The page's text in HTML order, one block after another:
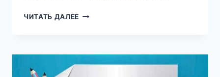
ЧИТАТЬ ДАЛЕЕ ОБЪЯВЛЕНИЕ
КУРСА
ЗАОЧНОЙ